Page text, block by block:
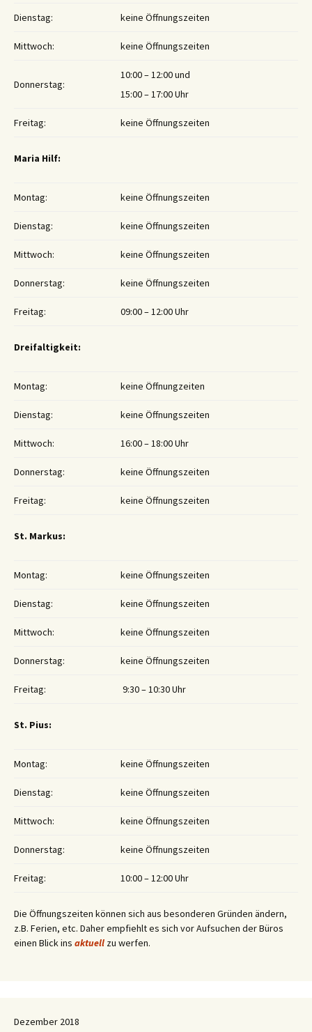
Dienstag: keine Öffnungszeiten
Mittwoch: keine Öffnungszeiten
Donnerstag:
10:00 – 12:00 und
15:00 – 17:00 Uhr
Freitag: keine Öffnungszeiten
Maria Hilf:
Montag: keine Öffnungszeiten
Dienstag: keine Öffnungszeiten
Mittwoch: keine Öffnungszeiten
Donnerstag: keine Öffnungszeiten
Freitag: 09:00 – 12:00 Uhr
Dreifaltigkeit:
Montag: keine Öffnungzeiten
Dienstag: keine Öffnungszeiten
Mittwoch: 16:00 – 18:00 Uhr
Donnerstag: keine Öffnungszeiten
Freitag: keine Öffnungszeiten
St. Markus:
Montag: keine Öffnungszeiten
Dienstag: keine Öffnungszeiten
Mittwoch: keine Öffnungszeiten
Donnerstag: keine Öffnungszeiten
Freitag: 9:30 – 10:30 Uhr
St. Pius:
Montag: keine Öffnungszeiten
Dienstag: keine Öffnungszeiten
Mittwoch: keine Öffnungszeiten
Donnerstag: keine Öffnungszeiten
Freitag: 10:00 – 12:00 Uhr
Die Öffnungszeiten können sich aus besonderen Gründen ändern,
z.B. Ferien, etc. Daher empfiehlt es sich vor Aufsuchen der Büros
einen Blick ins aktuell zu werfen.
Dezember 2018